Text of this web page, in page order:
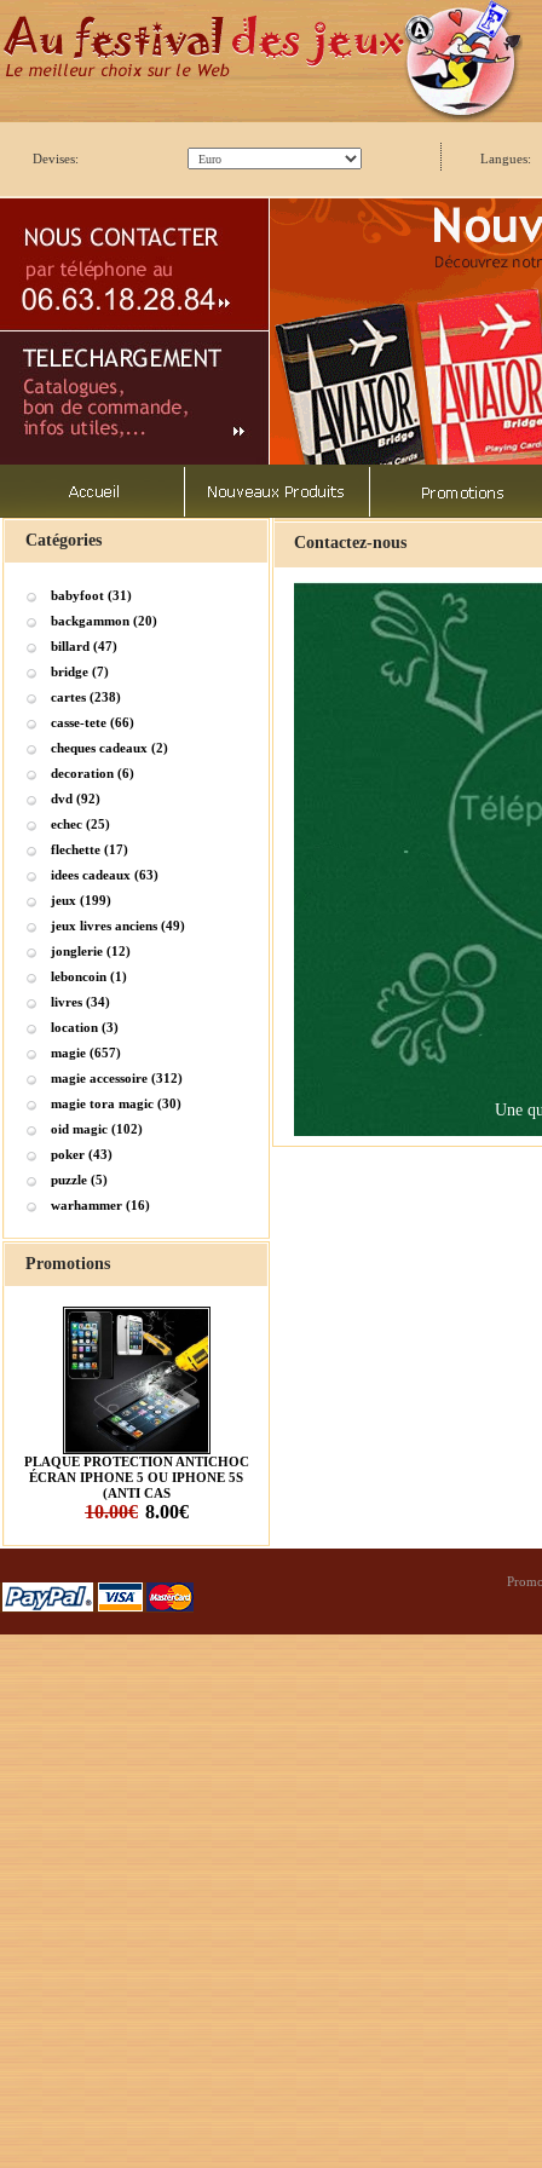
Devises: Langues:
Catégories
babyfoot (31)
backgammon (20)
billard (47)
bridge (7)
cartes (238)
casse-tete (66)
cheques cadeaux (2)
decoration (6)
dvd (92)
echec (25)
flechette (17)
idees cadeaux (63)
jeux (199)
jeux livres anciens (49)
jonglerie (12)
leboncoin (1)
livres (34)
location (3)
magie (657)
magie accessoire (312)
magie tora magic (30)
oid magic (102)
poker (43)
puzzle (5)
warhammer (16)
Promotions
PLAQUE PROTECTION ANTICHOC
ÉCRAN IPHONE 5 OU IPHONE 5S
(ANTI CAS
10.00€ 8.00€
Contactez-nous
Une